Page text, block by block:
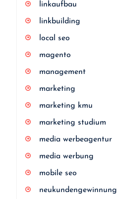
linkaufbau
linkbuilding
local seo
magento
management
marketing
marketing kmu
marketing studium
media werbeagentur
media werbung
mobile seo
neukundengewinnung